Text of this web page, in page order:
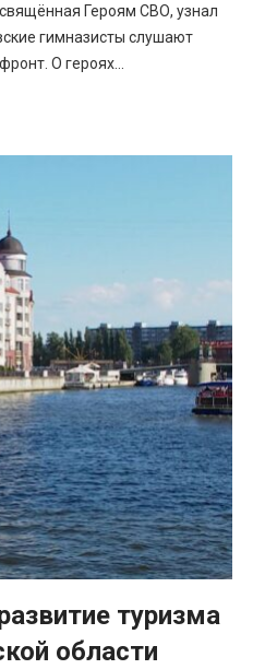
Героям СВО, узнал
гимназисты слушают
О героях...
туризма
области